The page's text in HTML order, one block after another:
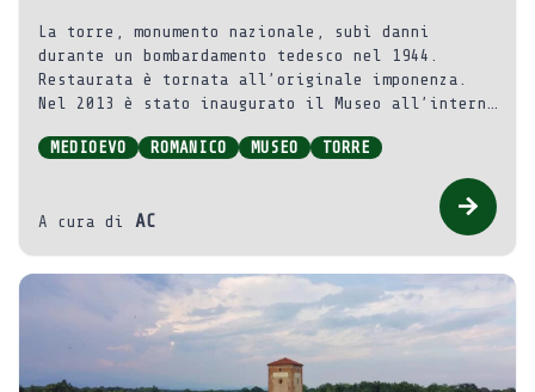
La torre, monumento nazionale, subì danni
durante un bombardamento tedesco nel 1944.
Restaurata è tornata all’originale imponenza.
Nel 2013 è stato inaugurato il Museo all’interno
vasto progetto di museo diffuso sul territorio
del comune di Masio: storia, cultura, ambiente,
MEDIOEVO ROMANICO MUSEO TORRE
A cura di AC